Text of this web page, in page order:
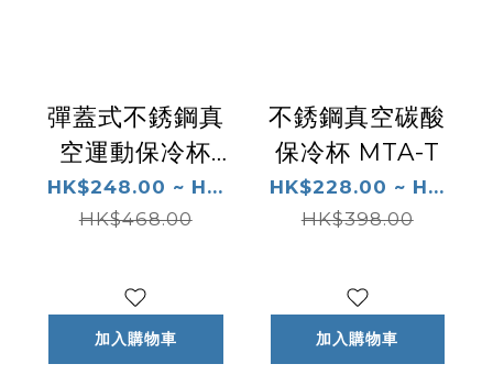
彈蓋式不銹鋼真
空運動保冷杯
MTA-B
HK$248.00 ~ H...
HK$468.00
加入購物車
不銹鋼真空碳酸
保冷杯 MTA-T
HK$228.00 ~ H...
HK$398.00
加入購物車